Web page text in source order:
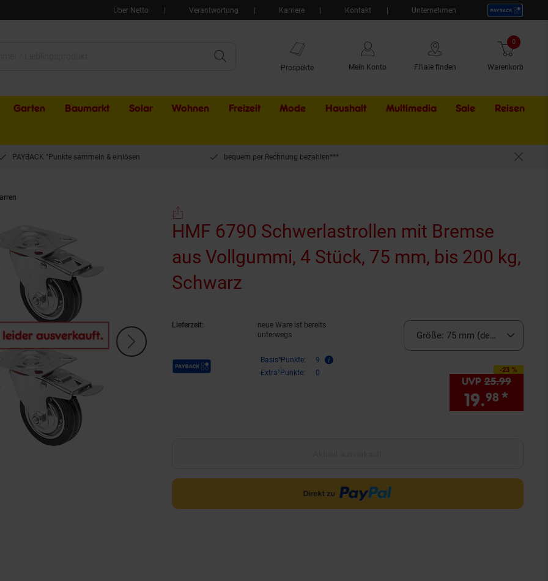
Über Netto Verantwortung Karriere Kontakt Unternehmen
Prospekte Mein Konto Filiale finden Warenkorb
0 Artikel
Garten Baumarkt Solar Wohnen Freizeit Mode Haushalt Multimedia Sale Externer
Reisen
PAYBACK °Punkte sammeln & einlösen bequem per Rechnung bezahlen***
HMF 6790 Schwerlastrollen mit Bremse
aus Vollgummi, 4 Stück, 75 mm, bis 200 kg,
Schwarz
Lieferzeit:
neue Ware ist bereits
unterwegs
Payback Punkte Basis°Punkte:
9
Extra°Punkte:
0
Größe: 75 mm (derzeit
-23 %
Sie Sparen 23 Prozent,
UVP 25.99
19.98 *